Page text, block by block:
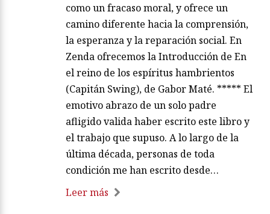
como un fracaso moral, y ofrece un
camino diferente hacia la comprensión,
la esperanza y la reparación social. En
Zenda ofrecemos la Introducción de En
el reino de los espíritus hambrientos
(Capitán Swing), de Gabor Maté. ***** El
emotivo abrazo de un solo padre
afligido valida haber escrito este libro y
el trabajo que supuso. A lo largo de la
última década, personas de toda
condición me han escrito desde…
Leer más